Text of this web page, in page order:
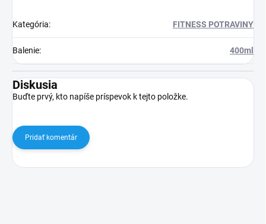
Kategória: FITNESS POTRAVINY
Balenie: 400ml
Diskusia
Buďte prvý, kto napíše príspevok k tejto položke.
Pridať komentár